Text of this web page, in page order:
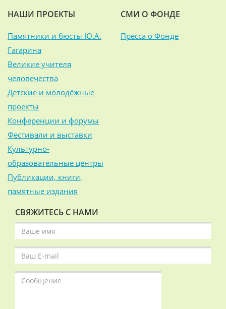
НАШИ ПРОЕКТЫ
Памятники и бюсты Ю.А.
Гагарина
Великие учителя
человечества
Детские и молодёжные
проекты
Конференции и форумы
Фестивали и выставки
Культурно-
образовательные центры
Публикации, книги,
памятные издания
СМИ О ФОНДЕ
Пресса о Фонде
СВЯЖИТЕСЬ С НАМИ